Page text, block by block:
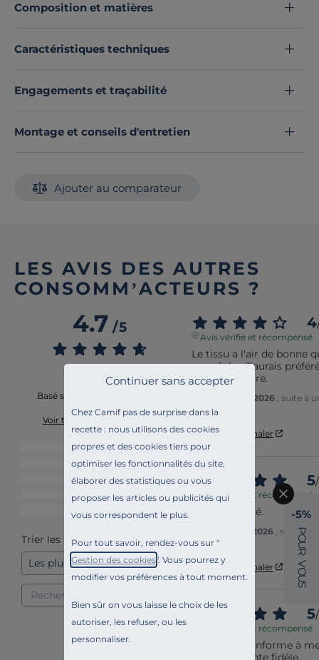
Chez Camif pas de surprise dans la
recette : nous utilisons des cookies
propres et des cookies tiers pour
optimiser les fonctionnalités du site,
élaborer des statistiques ou vous
proposer les articles ou publicités qui
vous correspondent le plus.
Pour tout savoir, rendez-vous sur "
Gestion des cookies". Vous pourrez y
modifier vos préférences à tout moment.
Bien sûr on vous laisse le choix de les
autoriser, les refuser, ou les
personnaliser.
Continuer sans accepter
immuable.
Découvrez toute notre sélection :Housses de couette
Composition et matières
Caractéristiques techniques
Engagements et traçabilité
Montage et conseils d'entretien
Ajouter au comparateur
LES AVIS DES AUTRES
CONSOMM’ACTEURS ?
4.7/5
Basé sur
Voir tous les avis sur ce site
275
59
13
5
6
Trier les avis
4
Avis vérifié et récompensé
Le tissu a l'air de bonne
peu rêche. J'aurais
plus vers l'ocre.
20/07/2026
, suite à
Marine A.
Utile Signaler
5/
Avis vérifié et récompensé
Bonne qualité.
19/07/2026
, suite à
Anne A.
Utile(0) Signaler
5/
Avis vérifié et récompensé
tout à fait conforme à
suis une cliente fidèle
-5%
P
O
U
R
V
O
U
S